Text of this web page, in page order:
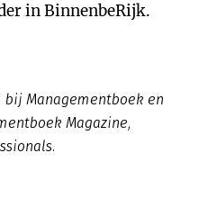
in BinnenbeRijk.
bij Managementboek en
Magazine,